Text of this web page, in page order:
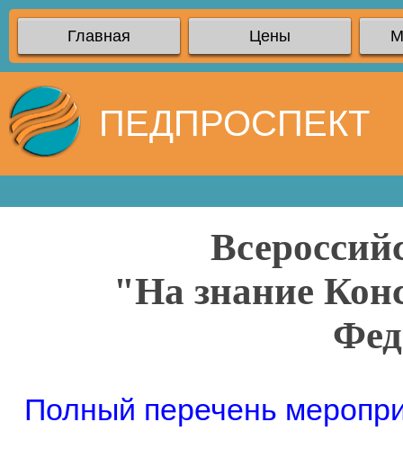
Главная Цены
ПЕДПРОСПЕКТ
"На знание
Полный перечень